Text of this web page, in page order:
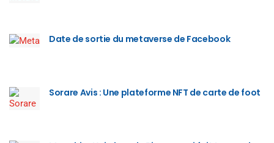
Date de sortie du metaverse de Facebook
Sorare Avis : Une plateforme NFT de carte de foot